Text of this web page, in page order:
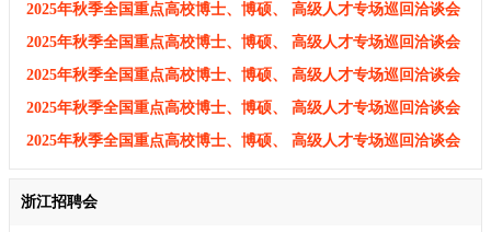
2025年秋季全国重点高校博士、博硕、 高级人才专场巡回洽谈会
及
2025年秋季全国重点高校博士、博硕、 高级人才专场巡回洽谈会
及
2025年秋季全国重点高校博士、博硕、 高级人才专场巡回洽谈会
及
2025年秋季全国重点高校博士、博硕、 高级人才专场巡回洽谈会
及
2025年秋季全国重点高校博士、博硕、 高级人才专场巡回洽谈会
浙江招聘会